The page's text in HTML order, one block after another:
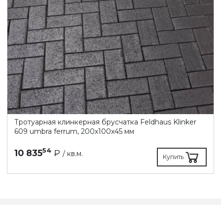
Тротуарная клинкерная брусчатка Feldhaus Klinker
609 umbra ferrum, 200х100х45 мм
10 83554 ₽ / кв.м. Купить